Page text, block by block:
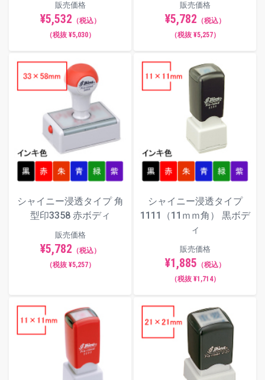
販売価格
¥5,532 （税込）
（税抜 ¥5,030）
販売価格
¥5,782 （税込）
（税抜 ¥5,257）
シャイニー浸透タイプ 角
型印3358 赤ボディ
販売価格
¥5,782 （税込）
（税抜 ¥5,257）
シャイニー浸透タイプ
1111（11ｍｍ角） 黒ボデ
ィ
販売価格
¥1,885 （税込）
（税抜 ¥1,714）